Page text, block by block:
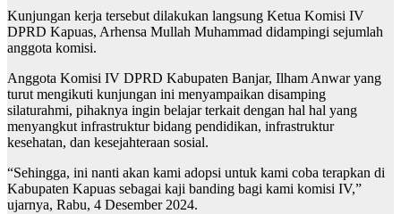
Kunjungan kerja tersebut dilakukan langsung Ketua Komisi IV
DPRD Kapuas, Arhensa Mullah Muhammad didampingi sejumlah
anggota komisi.
Anggota Komisi IV DPRD Kabupaten Banjar, Ilham Anwar yang
turut mengikuti kunjungan ini menyampaikan disamping
silaturahmi, pihaknya ingin belajar terkait dengan hal hal yang
menyangkut infrastruktur bidang pendidikan, infrastruktur
kesehatan, dan kesejahteraan sosial.
“Sehingga, ini nanti akan kami adopsi untuk kami coba terapkan di
Kabupaten Kapuas sebagai kaji banding bagi kami komisi IV,”
ujarnya, Rabu, 4 Desember 2024.